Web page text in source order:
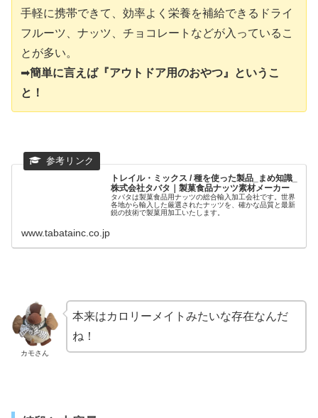
手軽に携帯できて、効率よく栄養を補給できるドライ
フルーツ、ナッツ、チョコレートなどが入っているこ
とが多い。
➡︎簡単に言えば『アウトドア用のおやつ』というこ
と！
トレイル・ミックス / 種を使った製品_まめ知識_
株式会社タバタ｜製菓食品ナッツ素材メーカー
タバタは製菓食品用ナッツの総合輸入加工会社です。世界
各地から輸入した厳選されたナッツを、確かな品質と最新
鋭の技術で製菓用加工いたします。
www.tabatainc.co.jp
カモさん
本来はカロリーメイトみたいな存在なんだ
ね！